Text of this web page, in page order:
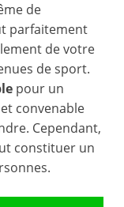
de
parfaitement
de votre
de sport.
pour un
convenable
Cependant,
constituer un